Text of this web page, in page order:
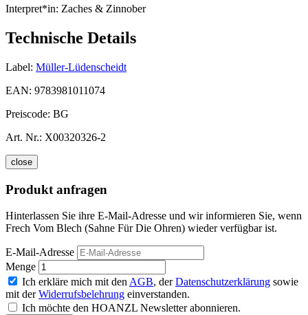
Interpret*in: Zaches & Zinnober
Technische Details
Label: Müller-Lüdenscheidt
EAN: 9783981011074
Preiscode: BG
Art. Nr.: X00320326-2
close
Produkt anfragen
Hinterlassen Sie ihre E-Mail-Adresse und wir informieren Sie, wenn
Frech Vom Blech (Sahne Für Die Ohren) wieder verfügbar ist.
E-Mail-Adresse
Menge
Ich erkläre mich mit den AGB, derDatenschutzerklärung sowie
mit derWiderrufsbelehrung einverstanden.
Ich möchte den HOANZL Newsletter abonnieren.